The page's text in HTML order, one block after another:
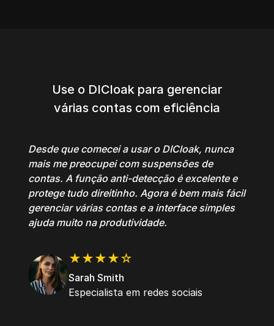
Use o DICloak para gerenciar
várias contas com eficiência
Desde que comecei a usar o DICloak, nunca
mais me preocupei com suspensões de
contas. A função anti-detecção é excelente e
protege tudo direitinho. Agora é bem mais fácil
gerenciar várias contas e a interface simples
ajuda muito na produtividade.
★★★★☆
Sarah Smith
Especialista em redes sociais